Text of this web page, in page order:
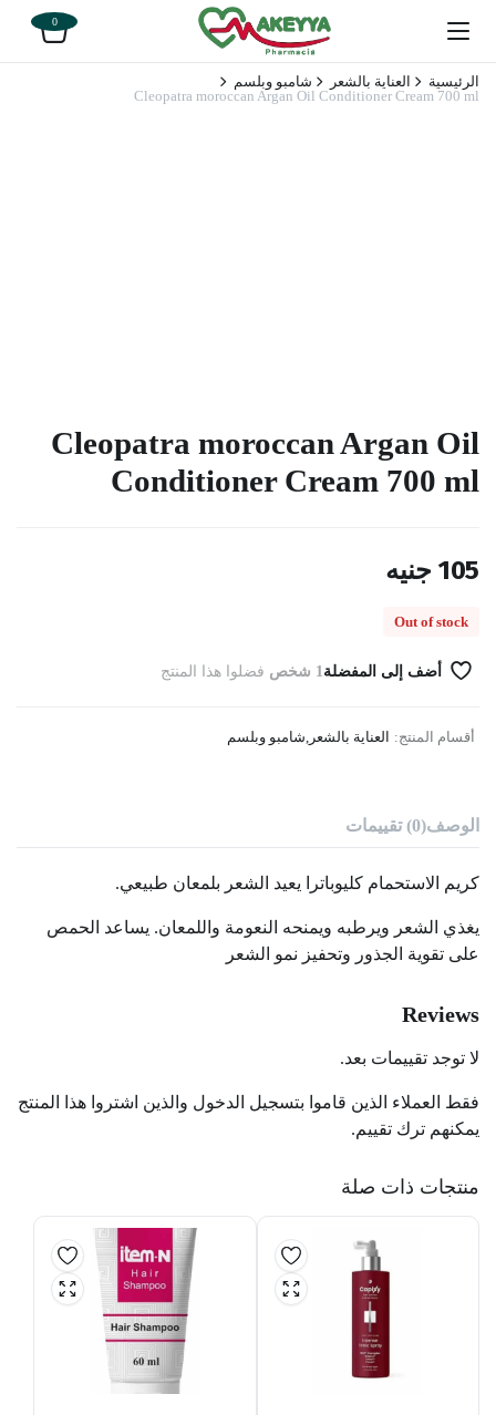
0
الرئيسية العناية بالشعر
شامبو وبلسم
Cleopatra moroccan Argan Oil Conditioner Cream 700 ml
Cleopatra moroccan Argan Oil
Conditioner Cream 700 ml
105 جنيه
Out of stock
أضف إلى المفضلة1 شخص فضلوا هذا المنتج
أقسام المنتج: العناية بالشعر ,شامبو وبلسم
الوصف(0) تقييمات
كريم الاستحمام كليوباترا يعيد الشعر بلمعان طبيعي.
يغذي الشعر ويرطبه ويمنحه النعومة واللمعان. يساعد الحمص
على تقوية الجذور وتحفيز نمو الشعر
Reviews
لا توجد تقييمات بعد.
فقط العملاء الذين قاموا بتسجيل الدخول والذين اشتروا هذا المنتج
يمكنهم ترك تقييم.
منتجات ذات صلة